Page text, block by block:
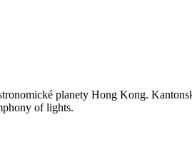
planety Hong Kong.
of lights.